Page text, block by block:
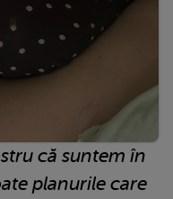
că suntem în
planurile care